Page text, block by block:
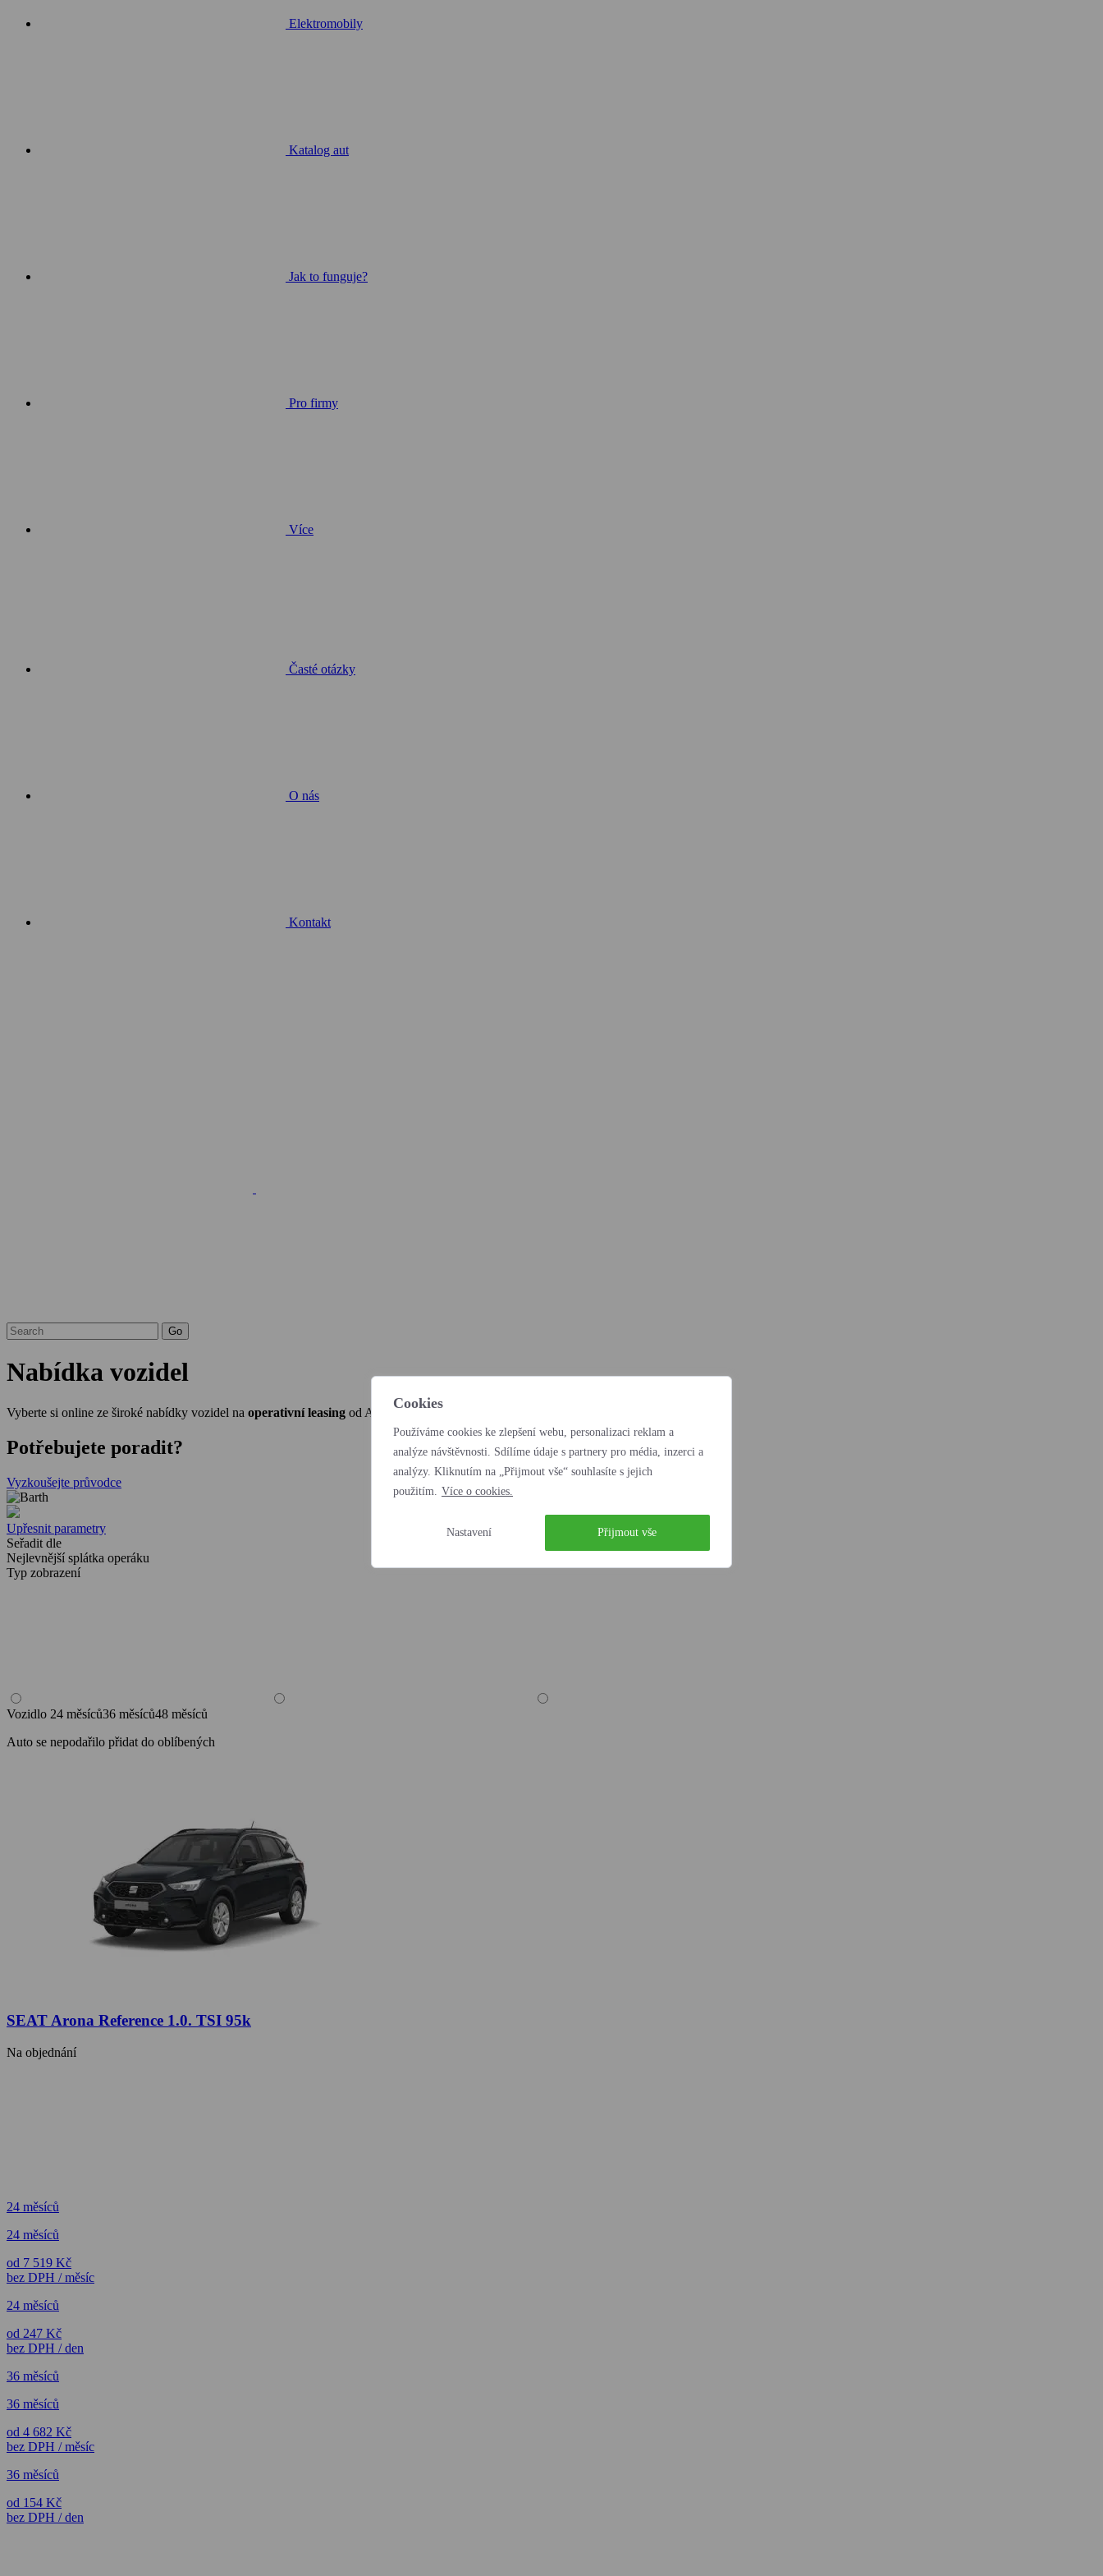
Cookies
Používáme cookies ke zlepšení webu, personalizaci reklam a
analýze návštěvnosti. Sdílíme údaje s partnery pro média, inzerci a
analýzy. Kliknutím na „Přijmout vše“ souhlasíte s jejich
použitím. Více o cookies.
Nastavení Přijmout vše
Elektromobily
Katalog aut
Jak to funguje?
Pro firmy
Více
Časté otázky
O nás
Kontakt
Nabídka vozidel
Vyberte si online ze široké nabídky vozidel na operativní leasing od Autocentra BARTH a.s.
Potřebujete poradit?
Vyzkoušejte průvodce
Upřesnit parametry
Seřadit dle
Nejlevnější splátka operáku
Typ zobrazení
Vozidlo 24 měsíců36 měsíců48 měsíců
Auto se nepodařilo přidat do oblíbených
SEAT Arona Reference 1.0. TSI 95k
Na objednání
24 měsíců
24 měsíců
od 7 519 Kč
bez DPH / měsíc
24 měsíců
od 247 Kč
bez DPH / den
36 měsíců
36 měsíců
od 4 682 Kč
bez DPH / měsíc
36 měsíců
od 154 Kč
bez DPH / den